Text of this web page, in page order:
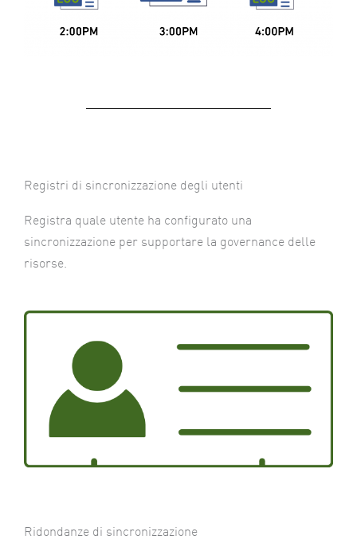
Registri di sincronizzazione degli utenti
Registra quale utente ha configurato una
sincronizzazione per supportare la governance delle
risorse.
Ridondanze di sincronizzazione